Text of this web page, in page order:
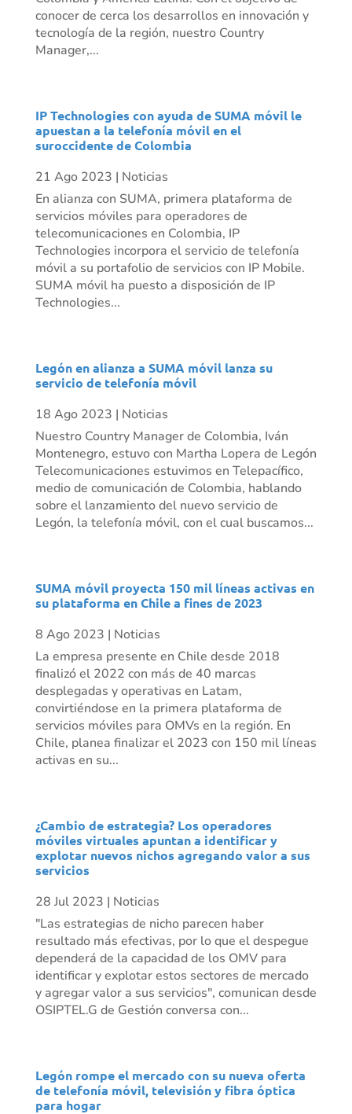
conocer de cerca los desarrollos en innovación y
tecnología de la región, nuestro Country
Manager,...
IP Technologies con ayuda de SUMA móvil le
apuestan a la telefonía móvil en el
suroccidente de Colombia
21 Ago 2023 | Noticias
En alianza con SUMA, primera plataforma de
servicios móviles para operadores de
telecomunicaciones en Colombia, IP
Technologies incorpora el servicio de telefonía
móvil a su portafolio de servicios con IP Mobile.
SUMA móvil ha puesto a disposición de IP
Technologies...
Legón en alianza a SUMA móvil lanza su
servicio de telefonía móvil
18 Ago 2023 | Noticias
Nuestro Country Manager de Colombia, Iván
Montenegro, estuvo con Martha Lopera de Legón
Telecomunicaciones estuvimos en Telepacífico,
medio de comunicación de Colombia, hablando
sobre el lanzamiento del nuevo servicio de
Legón, la telefonía móvil, con el cual buscamos...
SUMA móvil proyecta 150 mil líneas activas en
su plataforma en Chile a fines de 2023
8 Ago 2023 | Noticias
La empresa presente en Chile desde 2018
finalizó el 2022 con más de 40 marcas
desplegadas y operativas en Latam,
convirtiéndose en la primera plataforma de
servicios móviles para OMVs en la región. En
Chile, planea finalizar el 2023 con 150 mil líneas
activas en su...
¿Cambio de estrategia? Los operadores
móviles virtuales apuntan a identificar y
explotar nuevos nichos agregando valor a sus
servicios
28 Jul 2023 | Noticias
"Las estrategias de nicho parecen haber
resultado más efectivas, por lo que el despegue
dependerá de la capacidad de los OMV para
identificar y explotar estos sectores de mercado
y agregar valor a sus servicios", comunican desde
OSIPTEL.G de Gestión conversa con...
Legón rompe el mercado con su nueva oferta
de telefonía móvil, televisión y fibra óptica
para hogar